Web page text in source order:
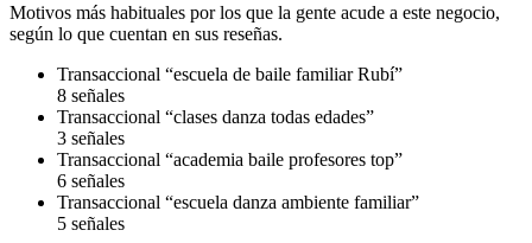
Motivos más habituales por los que la gente acude a este negocio,
según lo que cuentan en sus reseñas.
Transaccional “escuela de baile familiar Rubí”
8 señales
Transaccional “clases danza todas edades”
3 señales
Transaccional “academia baile profesores top”
6 señales
Transaccional “escuela danza ambiente familiar”
5 señales